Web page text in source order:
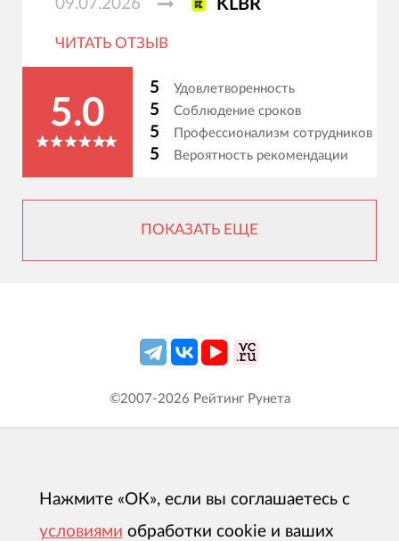
09.07.2026 KLBR
ЧИТАТЬ ОТЗЫВ
5.0
5 Удовлетворенность
5 Соблюдение сроков
5 Профессионализм сотрудников
5 Вероятность рекомендации
ПОКАЗАТЬ ЕЩЕ
©2007-2026 Рейтинг Рунета
Нажмите «ОК», если вы соглашаетесь с
условиями обработки cookie и ваших